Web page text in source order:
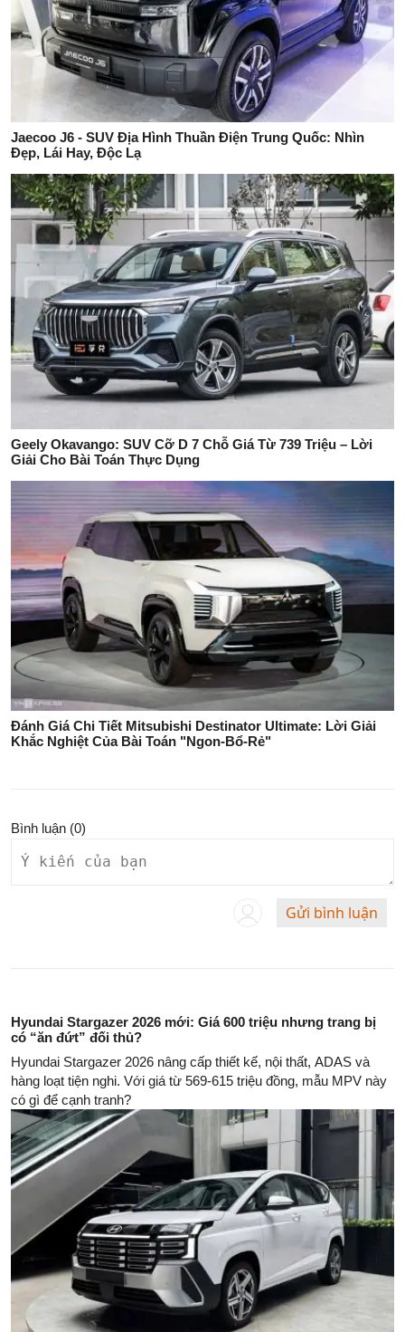
Jaecoo J6 - SUV Địa Hình Thuần Điện Trung Quốc: Nhìn
Đẹp, Lái Hay, Độc Lạ
Geely Okavango: SUV Cỡ D 7 Chỗ Giá Từ 739 Triệu – Lời
Giải Cho Bài Toán Thực Dụng
Đánh Giá Chi Tiết Mitsubishi Destinator Ultimate: Lời Giải
Khắc Nghiệt Của Bài Toán "Ngon-Bổ-Rẻ"
Bình luận (0)
Gửi bình luận
Hyundai Stargazer 2026 mới: Giá 600 triệu nhưng trang bị
có “ăn đứt” đối thủ?
Hyundai Stargazer 2026 nâng cấp thiết kế, nội thất, ADAS và
hàng loạt tiện nghi. Với giá từ 569-615 triệu đồng, mẫu MPV này
có gì để cạnh tranh?